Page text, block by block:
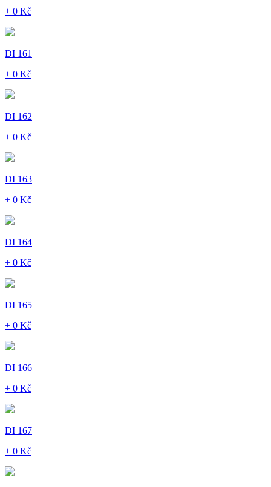
+ 0 Kč
DI 161
+ 0 Kč
DI 162
+ 0 Kč
DI 163
+ 0 Kč
DI 164
+ 0 Kč
DI 165
+ 0 Kč
DI 166
+ 0 Kč
DI 167
+ 0 Kč